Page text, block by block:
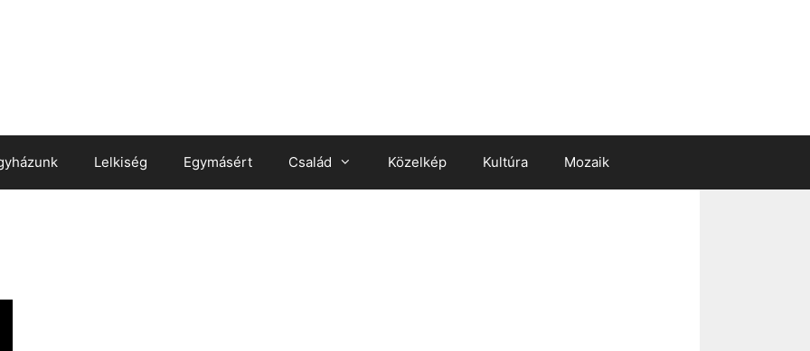
Lelkiség Egymásért Család Közelkép Kultúra Mozaik